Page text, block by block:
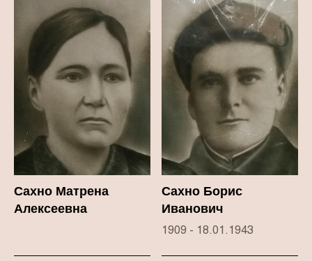
Сахно Матрена
Алексеевна
Сахно Борис
Иванович
1909 - 18.01.1943